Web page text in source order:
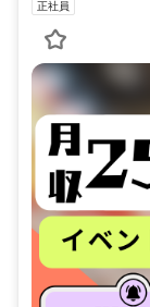
正社員